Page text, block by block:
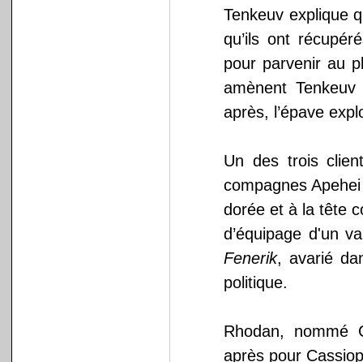
Tenkeuv explique
qu’ils ont
pour parvenir au
amènent
après, l’épave
Un des trois
compagnes
dorée et à la tête
d’équipage d'un
Fenerik, avarié
politique.
Rhodan, nommé
après pour